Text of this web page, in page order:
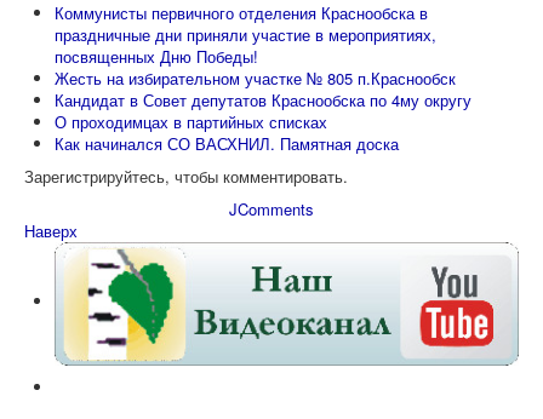
Коммунисты первичного отделения Краснообска в
праздничные дни приняли участие в мероприятиях,
посвященных Дню Победы!
Жесть на избирательном участке № 805 п.Краснообск
Кандидат в Совет депутатов Краснообска по 4му округу
О проходимцах в партийных списках
Как начинался СО ВАСХНИЛ. Памятная доска
Зарегистрируйтесь, чтобы комментировать.
JComments
Наверх